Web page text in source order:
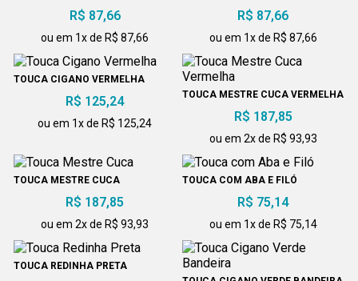
R$ 87,66
ou em 1x de R$ 87,66
R$ 87,66
ou em 1x de R$ 87,66
TOUCA CIGANO VERMELHA
R$ 125,24
ou em 1x de R$ 125,24
TOUCA MESTRE CUCA VERMELHA
R$ 187,85
ou em 2x de R$ 93,93
TOUCA MESTRE CUCA
R$ 187,85
ou em 2x de R$ 93,93
TOUCA COM ABA E FILÓ
R$ 75,14
ou em 1x de R$ 75,14
TOUCA REDINHA PRETA